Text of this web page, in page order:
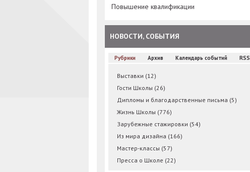
Повышение квалификации
НОВОСТИ, СОБЫТИЯ
Рубрики Архив Календарь событий RSS
Выставки (12)
Гости Школы (26)
Дипломы и благодарственные письма (5)
Жизнь Школы (776)
Зарубежные стажировки (54)
Из мира дизайна (166)
Мастер-классы (57)
Пресса о Школе (22)